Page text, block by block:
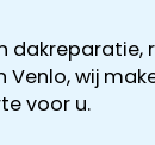
dakreparatie,
wij
voor u.